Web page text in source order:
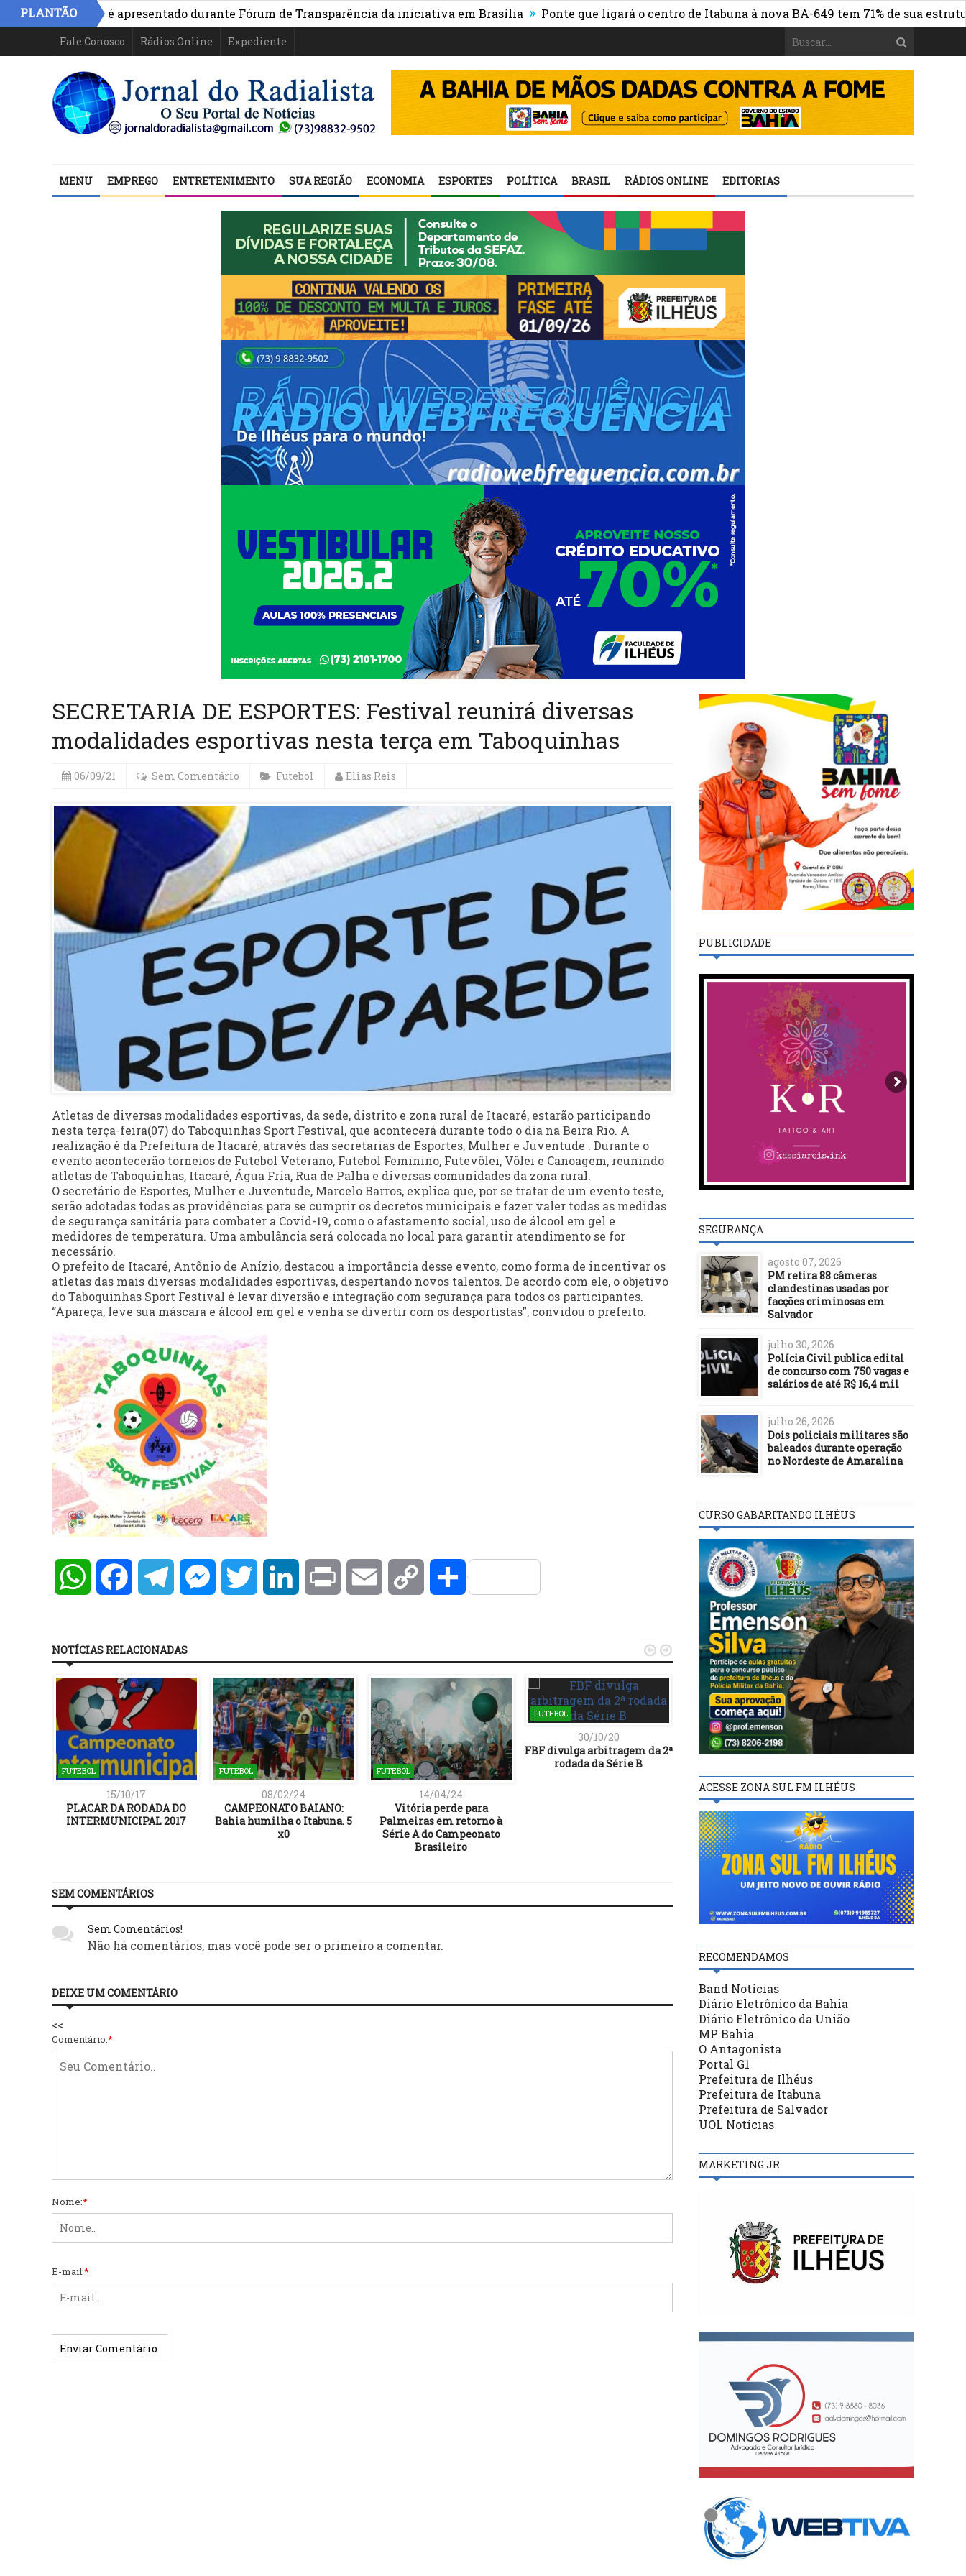
PLANTÃO
na Bahia é apresentado durante Fórum de Transparência da iniciativa em Brasília » Ponte que ligará o centro de Itabuna à nova BA-649 tem 71% de sua estrutura de
Fale Conosco Rádios Online Expediente
MENU EMPREGO ENTRETENIMENTO SUA REGIÃO ECONOMIA ESPORTES POLÍTICA BRASIL RÁDIOS ONLINE EDITORIAS
SECRETARIA DE ESPORTES: Festival reunirá diversas
modalidades esportivas nesta terça em Taboquinhas
06/09/21 Sem Comentário Futebol Elias Reis
Atletas de diversas modalidades esportivas, da sede, distrito e zona rural de Itacaré, estarão participando
nesta terça-feira(07) do Taboquinhas Sport Festival, que acontecerá durante todo o dia na Beira Rio. A
realização é da Prefeitura de Itacaré, através das secretarias de Esportes, Mulher e Juventude . Durante o
evento acontecerão torneios de Futebol Veterano, Futebol Feminino, Futevôlei, Vôlei e Canoagem, reunindo
atletas de Taboquinhas, Itacaré, Água Fria, Rua de Palha e diversas comunidades da zona rural.
O secretário de Esportes, Mulher e Juventude, Marcelo Barros, explica que, por se tratar de um evento teste,
serão adotadas todas as providências para se cumprir os decretos municipais e fazer valer todas as medidas
de segurança sanitária para combater a Covid-19, como o afastamento social, uso de álcool em gel e
medidores de temperatura. Uma ambulância será colocada no local para garantir atendimento se for
necessário.
O prefeito de Itacaré, Antônio de Anízio, destacou a importância desse evento, como forma de incentivar os
atletas das mais diversas modalidades esportivas, despertando novos talentos. De acordo com ele, o objetivo
do Taboquinhas Sport Festival é levar diversão e integração com segurança para todos os participantes.
“Apareça, leve sua máscara e álcool em gel e venha se divertir com os desportistas”, convidou o prefeito.
WhatsAppFacebookTelegramMessengerTwitter LinkedInPrint Email Copy Compartilhar
NOTÍCIAS RELACIONADAS
FUTEBOL
15/10/17
PLACAR DA RODADA DO
INTERMUNICIPAL 2017
FUTEBOL
08/02/24
CAMPEONATO BAIANO:
Bahia humilha o Itabuna. 5
x0
FUTEBOL
14/04/24
Vitória perde para
Palmeiras em retorno à
Série A do Campeonato
Brasileiro
FUTEBOL
30/10/20
FBF divulga arbitragem da 2ª
rodada da Série B
29/09/23
TOBIAS TREINADOR DE
GOLEIROS RETORNA AO
BARCELONA
 
SEM COMENTÁRIOS
Sem Comentários!
Não há comentários, mas você pode ser o primeiro a comentar.
DEIXE UM COMENTÁRIO
<<
Comentário:*
Nome:*
E-mail:*
PUBLICIDADE
SEGURANÇA
agosto 07, 2026
PM retira 88 câmeras
clandestinas usadas por
facções criminosas em
Salvador
julho 30, 2026
Polícia Civil publica edital
de concurso com 750 vagas e
salários de até R$ 16,4 mil
julho 26, 2026
Dois policiais militares são
baleados durante operação
no Nordeste de Amaralina
CURSO GABARITANDO ILHÉUS
ACESSE ZONA SUL FM ILHÉUS
RECOMENDAMOS
Band Notícias
Diário Eletrônico da Bahia
Diário Eletrônico da União
MP Bahia
O Antagonista
Portal G1
Prefeitura de Ilhéus
Prefeitura de Itabuna
Prefeitura de Salvador
UOL Notícias
MARKETING JR